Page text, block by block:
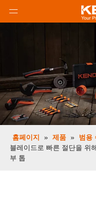
홈페이지 » 제품 » 범용
블레이드로 빠른 절단을 위
부 톱